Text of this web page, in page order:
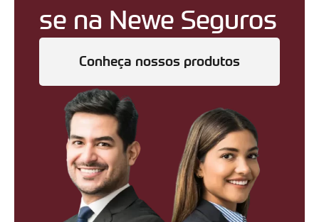
se na Newe Seguros
Conheça nossos produtos